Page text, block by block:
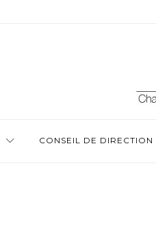
CONSEIL DE DIRECTION